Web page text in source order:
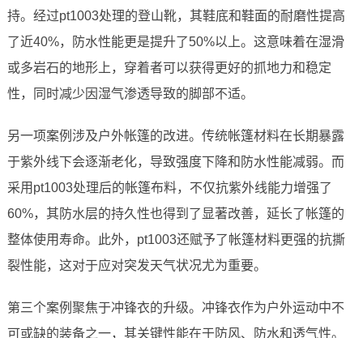
持。经过pt1003处理的登山靴，其鞋底和鞋面的耐磨性提高
了近40%，防水性能更是提升了50%以上。这意味着在湿滑
或多岩石的地形上，穿着者可以获得更好的抓地力和稳定
性，同时减少因湿气渗透导致的脚部不适。
另一项案例涉及户外帐篷的改进。传统帐篷材料在长期暴露
于紫外线下会逐渐老化，导致强度下降和防水性能减弱。而
采用pt1003处理后的帐篷布料，不仅抗紫外线能力增强了
60%，其防水层的持久性也得到了显著改善，延长了帐篷的
整体使用寿命。此外，pt1003还赋予了帐篷材料更强的抗撕
裂性能，这对于应对突发天气状况尤为重要。
第三个案例聚焦于冲锋衣的升级。冲锋衣作为户外运动中不
可或缺的装备之一，其关键性能在于防风、防水和透气性。